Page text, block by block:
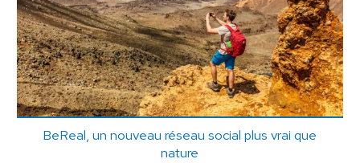
BeReal, un nouveau réseau social plus vrai que
nature